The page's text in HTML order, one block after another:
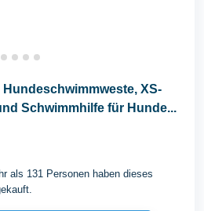
XS-
Schwimmhilfe für Hunde...
als 131 Personen haben dieses